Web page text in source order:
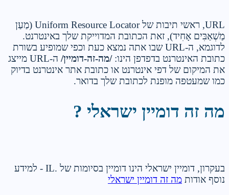
URL, ראשי תיבות של Uniform Resource Locator (מַעַן
מַשְׁאַבִּים אָחִיד), זאת הכתובת המדוייקת שלך באינטרנט.
לדוגמא, ה-URL שבו אתה נמצא כעת וכפי שמופיע בשורת
כתובת האינטרנט בדפדפן הינו:/מה-זה-דומיין/
ה-URL מייצג
את המיקום של דפי אינטרנט או כתובת אתר אינטרנט בדיוק
כמו שמעטפה מופנת לכתובת שלך בדואר.
מה זה דומיין ישראלי ?
בעקרון, דומיין ישראלי הינו דומיין בסיומות של .IL - למידע
נוסף אודות מה זה דומיין ישראלי